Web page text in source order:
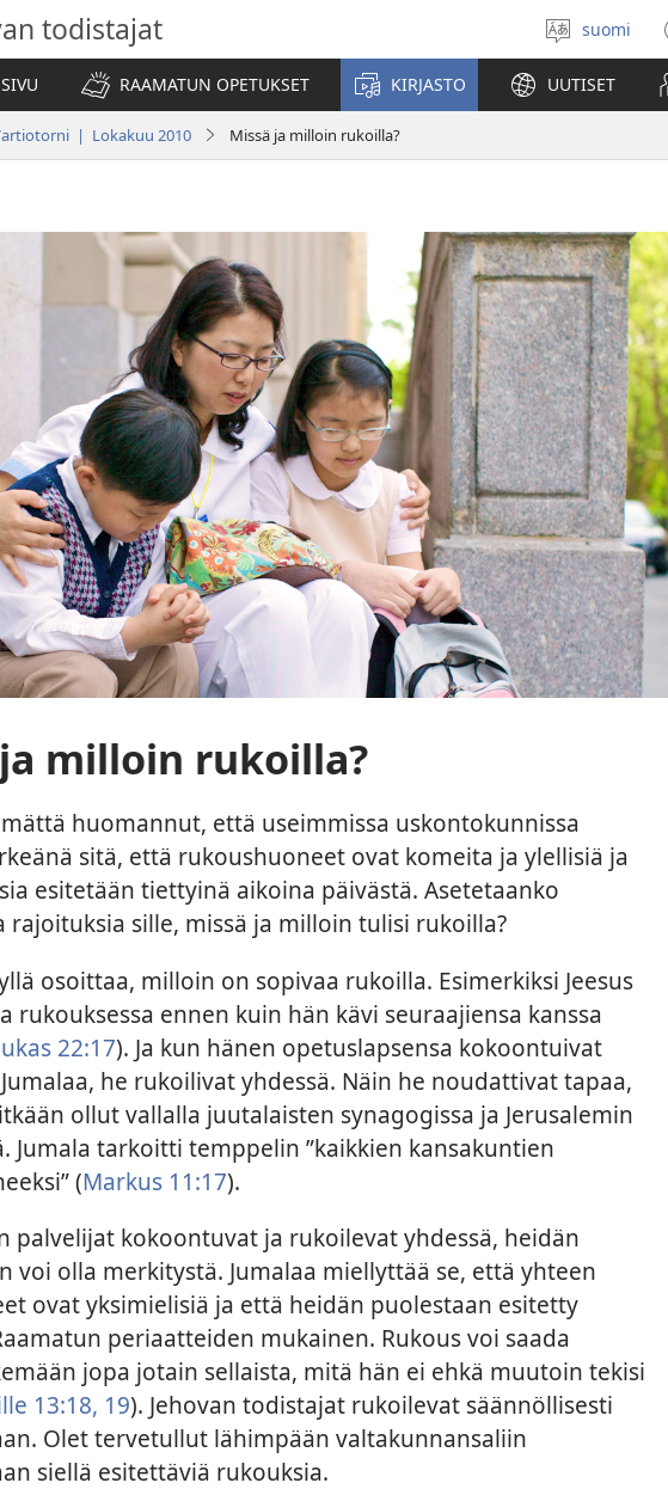
todistajat
Valitse
kieli
suomi
RAAMATUN OPETUKSET KIRJASTO UUTISET
| Lokakuu 2010 Missä ja milloin rukoilla?
milloin rukoilla?
huomannut, että useimmissa uskontokunnissa
sitä, että rukoushuoneet ovat komeita ja ylellisiä ja
esitetään tiettyinä aikoina päivästä. Asetetaanko
rajoituksia sille, missä ja milloin tulisi rukoilla?
osoittaa, milloin on sopivaa rukoilla. Esimerkiksi Jeesus
rukouksessa ennen kuin hän kävi seuraajiensa kanssa
22:17). Ja kun hänen opetuslapsensa kokoontuivat
he rukoilivat yhdessä. Näin he noudattivat tapaa,
ollut vallalla juutalaisten synagogissa ja Jerusalemin
Jumala tarkoitti temppelin ”kaikkien kansakuntien
(Markus 11:17).
palvelijat kokoontuvat ja rukoilevat yhdessä, heidän
voi olla merkitystä. Jumalaa miellyttää se, että yhteen
ovat yksimielisiä ja että heidän puolestaan esitetty
periaatteiden mukainen. Rukous voi saada
jopa jotain sellaista, mitä hän ei ehkä muutoin tekisi
13:18, 19). Jehovan todistajat rukoilevat säännöllisesti
Olet tervetullut lähimpään valtakunnansaliin
siellä esitettäviä rukouksia.